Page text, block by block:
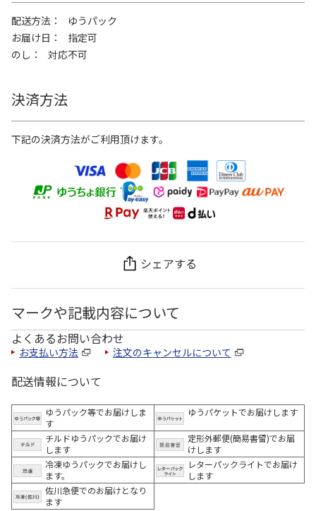
配送方法
ゆうパック
お届け日
指定可
のし
対応不可
決済方法
下記の決済方法がご利用頂けます。
シェアする
マークや記載内容について
よくあるお問い合わせ
お支払い方法 注文のキャンセルについて
配送情報について
ゆうパック等でお届けしま
す
ゆうパケットでお届けします
チルドゆうパックでお届け
します
定形外郵便(簡易書留)でお届
けします
冷凍ゆうパックでお届けし
ます。
レターパックライトでお届け
します
佐川急便でのお届けとなり
ます